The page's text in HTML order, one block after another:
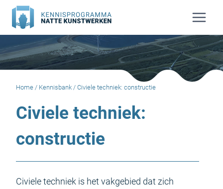
Doorgaan
naar
inhoud
Home / Kennisbank / Civiele techniek: constructie
Civiele techniek:
constructie
Civiele techniek is het vakgebied dat zich